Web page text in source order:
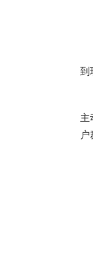
到
主
户